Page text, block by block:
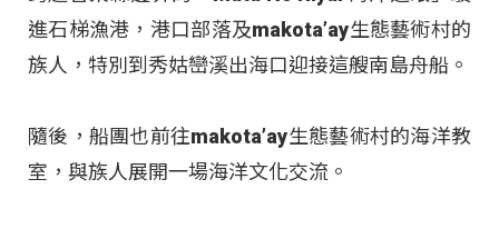
進石梯漁港，港口部落及makota’ay生態藝術村的
族人，特別到秀姑巒溪出海口迎接這艘南島舟船。
隨後，船團也前往makota’ay生態藝術村的海洋教
室，與族人展開一場海洋文化交流。